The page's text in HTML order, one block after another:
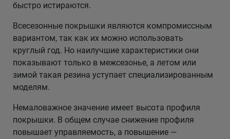
быстро истираются.
Всесезонные покрышки являются компромиссным
вариантом, так как их можно использовать
круглый год. Но наилучшие характеристики они
показывают только в межсезонье, а летом или
зимой такая резина уступает специализированным
моделям.
Немаловажное значение имеет высота профиля
покрышки. В общем случае снижение профиля
повышает управляемость, а повышение —